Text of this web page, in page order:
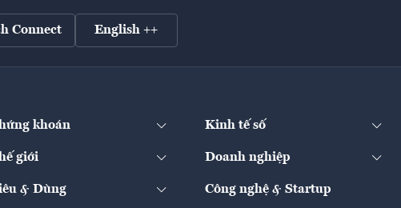
Connect English ++
khoán Kinh tế số
giới Doanh nghiệp
& Dùng Công nghệ & Startup